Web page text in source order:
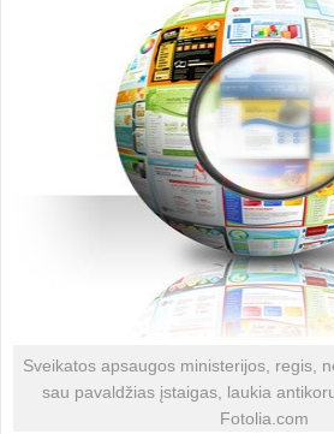
Sveikatos apsaugos ministerijos, regis,
sau pavaldžias įstaigas, laukia
Fotolia.com